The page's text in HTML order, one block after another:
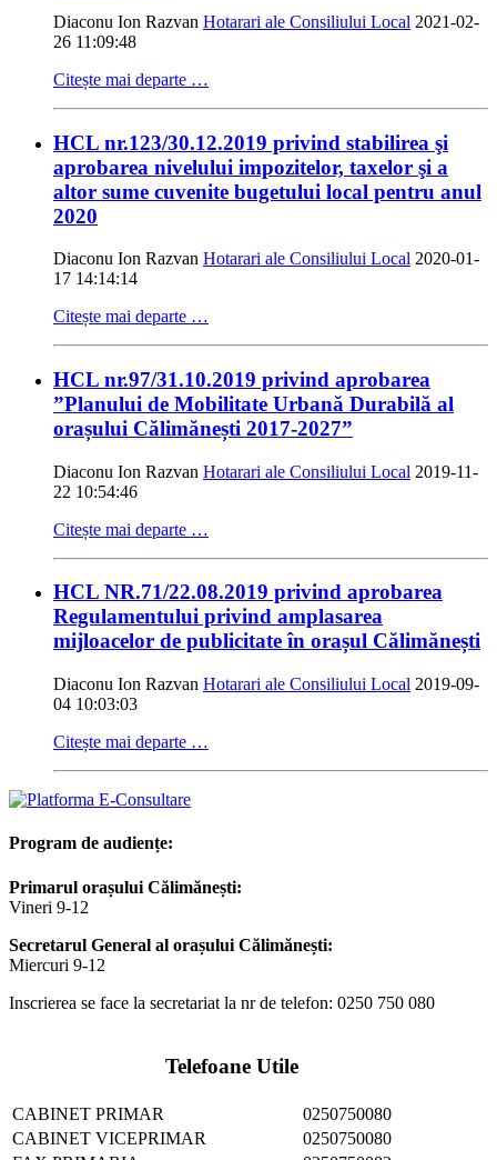
Diaconu Ion Razvan Hotarari ale Consiliului Local 2021-02-
26 11:09:48
Citește mai departe …
HCL nr.123/30.12.2019 privind stabilirea şi
aprobarea nivelului impozitelor, taxelor şi a
altor sume cuvenite bugetului local pentru anul
2020
Diaconu Ion Razvan Hotarari ale Consiliului Local 2020-01-
17 14:14:14
Citește mai departe …
HCL nr.97/31.10.2019 privind aprobarea
”Planului de Mobilitate Urbană Durabilă al
orașului Călimănești 2017-2027”
Diaconu Ion Razvan Hotarari ale Consiliului Local 2019-11-
22 10:54:46
Citește mai departe …
HCL NR.71/22.08.2019 privind aprobarea
Regulamentului privind amplasarea
mijloacelor de publicitate în orașul Călimănești
Diaconu Ion Razvan Hotarari ale Consiliului Local 2019-09-
04 10:03:03
Citește mai departe …
Program de audiențe:
Primarul orașului Călimănești:
Vineri 9-12
Secretarul General al orașului Călimănești:
Miercuri 9-12
Inscrierea se face la secretariat la nr de telefon: 0250 750 080
Telefoane Utile
CABINET PRIMAR
0250750080
CABINET VICEPRIMAR
0250750080